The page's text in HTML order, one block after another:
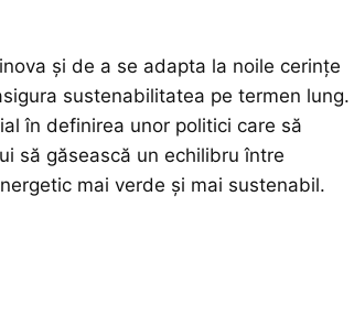
și de a se adapta la noile cerințe
sustenabilitatea pe termen lung.
în definirea unor politici care să
să găsească un echilibru între
mai verde și mai sustenabil.